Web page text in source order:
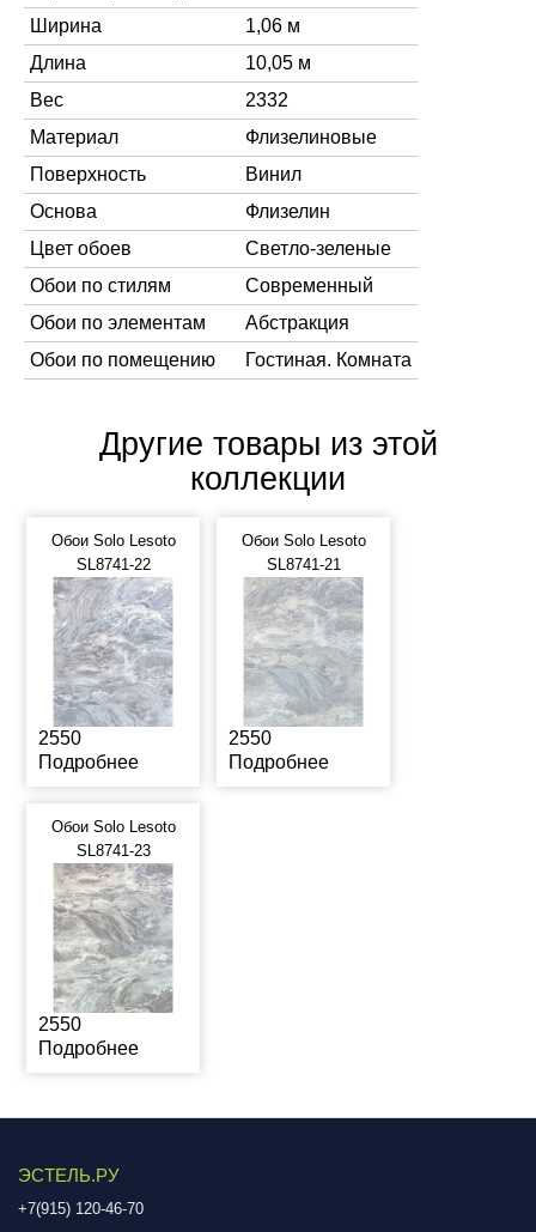
Ширина
1,06 м
Длина
10,05 м
Вес
2332
Материал
Флизелиновые
Поверхность
Винил
Основа
Флизелин
Цвет обоев
Светло-зеленые
Обои по стилям
Современный
Обои по элементам
Абстракция
Обои по помещению
Гостиная. Комната
Другие товары из этой
коллекции
Обои Solo Lesoto
SL8741-22
2550
Подробнее
Обои Solo Lesoto
SL8741-21
2550
Подробнее
Обои Solo Lesoto
SL8741-23
2550
Подробнее
ЭСТЕЛЬ.РУ
+7(915) 120-46-70